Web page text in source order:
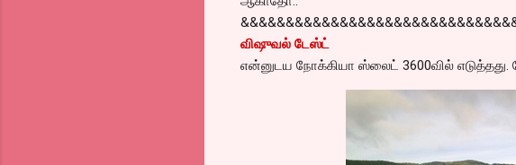
விஷுவல் டேஸ்ட்
என்னுடய நோக்கியா ஸ்லைட் 3600வில்